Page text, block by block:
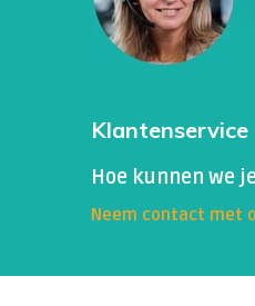
Klantenservice
Hoe kunnen we
Neem contact met